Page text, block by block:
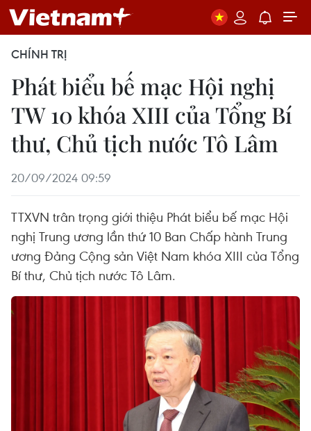
CHÍNH TRỊ
Phát biểu bế mạc Hội nghị
TW 10 khóa XIII của Tổng Bí
thư, Chủ tịch nước Tô Lâm
20/09/2024 09:59
TTXVN trân trọng giới thiệu Phát biểu bế mạc Hội
nghị Trung ương lần thứ 10 Ban Chấp hành Trung
ương Đảng Cộng sản Việt Nam khóa XIII của Tổng
Bí thư, Chủ tịch nước Tô Lâm.